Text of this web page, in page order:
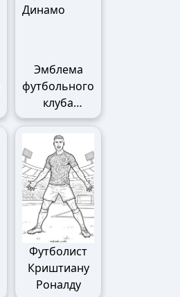
Эмблема
футбольного
клуба
Динамо
Футболист
Криштиану
Роналду